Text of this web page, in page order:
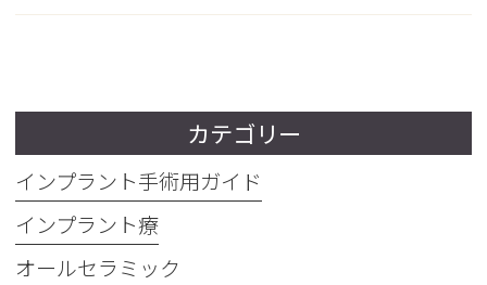
カテゴリー
インプラント手術用ガイド
インプラント療
オールセラミック